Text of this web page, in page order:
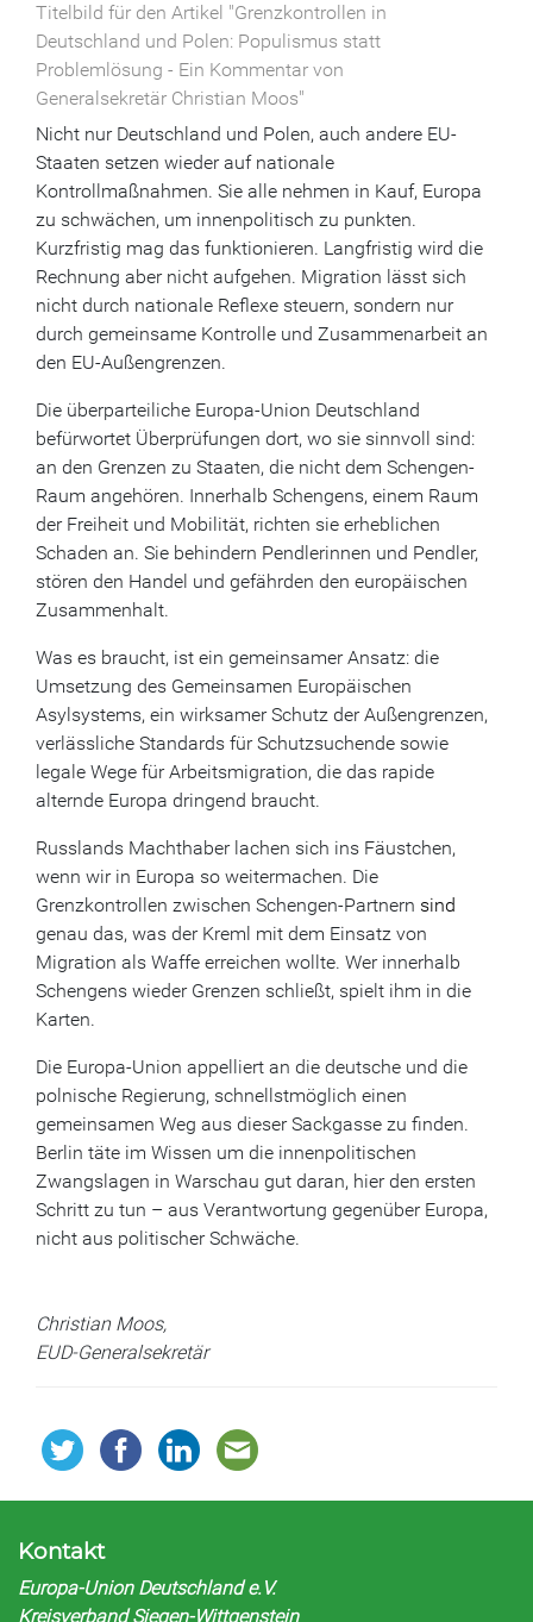
Titelbild für den Artikel "Grenzkontrollen in
Deutschland und Polen: Populismus statt
Problemlösung - Ein Kommentar von
Generalsekretär Christian Moos"
Nicht nur Deutschland und Polen, auch andere EU-
Staaten setzen wieder auf nationale
Kontrollmaßnahmen. Sie alle nehmen in Kauf, Europa
zu schwächen, um innenpolitisch zu punkten.
Kurzfristig mag das funktionieren. Langfristig wird die
Rechnung aber nicht aufgehen. Migration lässt sich
nicht durch nationale Reflexe steuern, sondern nur
durch gemeinsame Kontrolle und Zusammenarbeit an
den EU-Außengrenzen.
Die überparteiliche Europa-Union Deutschland
befürwortet Überprüfungen dort, wo sie sinnvoll sind:
an den Grenzen zu Staaten, die nicht dem Schengen-
Raum angehören. Innerhalb Schengens, einem Raum
der Freiheit und Mobilität, richten sie erheblichen
Schaden an. Sie behindern Pendlerinnen und Pendler,
stören den Handel und gefährden den europäischen
Zusammenhalt.
Was es braucht, ist ein gemeinsamer Ansatz: die
Umsetzung des Gemeinsamen Europäischen
Asylsystems, ein wirksamer Schutz der Außengrenzen,
verlässliche Standards für Schutzsuchende sowie
legale Wege für Arbeitsmigration, die das rapide
alternde Europa dringend braucht.
Russlands Machthaber lachen sich ins Fäustchen,
wenn wir in Europa so weitermachen. Die
Grenzkontrollen zwischen Schengen-Partnern sind
genau das, was der Kreml mit dem Einsatz von
Migration als Waffe erreichen wollte. Wer innerhalb
Schengens wieder Grenzen schließt, spielt ihm in die
Karten.
Die Europa-Union appelliert an die deutsche und die
polnische Regierung, schnellstmöglich einen
gemeinsamen Weg aus dieser Sackgasse zu finden.
Berlin täte im Wissen um die innenpolitischen
Zwangslagen in Warschau gut daran, hier den ersten
Schritt zu tun – aus Verantwortung gegenüber Europa,
nicht aus politischer Schwäche.
Christian Moos,
EUD-Generalsekretär
Kontakt
Europa-Union Deutschland e.V.
Kreisverband Siegen-Wittgenstein